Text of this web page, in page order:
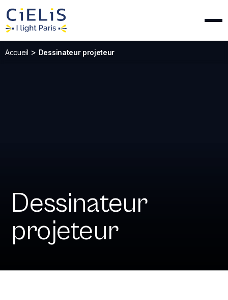
Accueil > Dessinateur projeteur
Dessinateur
projeteur